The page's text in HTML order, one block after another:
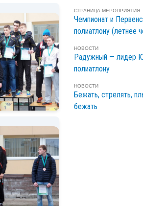
СТРАНИЦА МЕРОПРИЯТИЯ
Чемпионат и
полиатлону (летнее
НОВОСТИ
Радужный — лидер
полиатлону
НОВОСТИ
Бежать, стрелять,
бежать